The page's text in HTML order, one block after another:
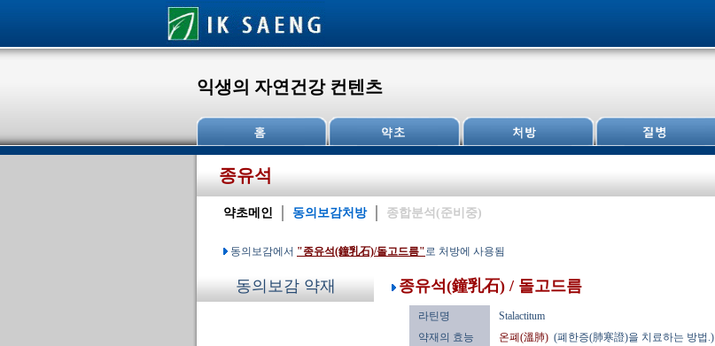
익생의 자연건강 컨텐츠
종유석
약초메인 동의보감처방 종합분석(준비중)
동의보감에서 "종유석(鐘乳石)/돌고드름"로 처방에 사용됨
동의보감 약재 종유석(鐘乳石) / 돌고드름
라틴명
Stalactitum
약재의 효능
온폐(溫肺) (폐한증(肺寒證)을 치료하는 방법.)